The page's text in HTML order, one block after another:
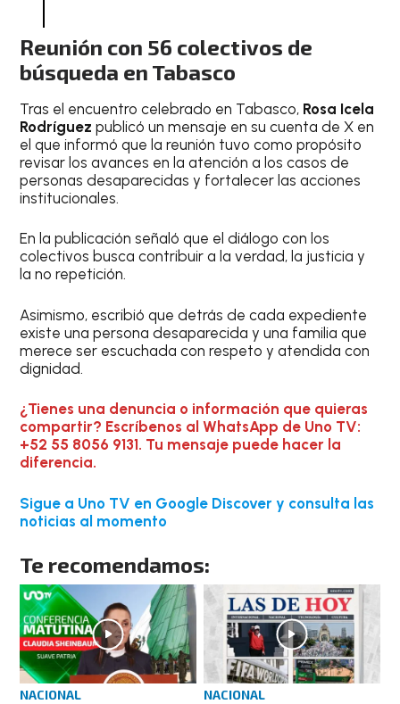
Reunión con 56 colectivos de
búsqueda en Tabasco
Tras el encuentro celebrado en Tabasco, Rosa Icela
Rodríguez publicó un mensaje en su cuenta de X en
el que informó que la reunión tuvo como propósito
revisar los avances en la atención a los casos de
personas desaparecidas y fortalecer las acciones
institucionales.
En la publicación señaló que el diálogo con los
colectivos busca contribuir a la verdad, la justicia y
la no repetición.
Asimismo, escribió que detrás de cada expediente
existe una persona desaparecida y una familia que
merece ser escuchada con respeto y atendida con
dignidad.
¿Tienes una denuncia o información que quieras
compartir? Escríbenos al WhatsApp de Uno TV:
+52 55 8056 9131. Tu mensaje puede hacer la
diferencia.
Sigue a Uno TV en Google Discover y consulta las
noticias al momento
Te recomendamos:
NACIONAL
NACIONAL